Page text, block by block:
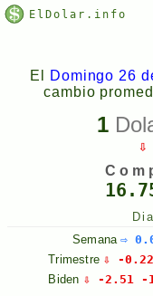
ElDolar.info
El Domingo 26
cambio
1
Dia
Semana ⇨
Trimestre ⇩ -
Biden ⇩ -2.51 -